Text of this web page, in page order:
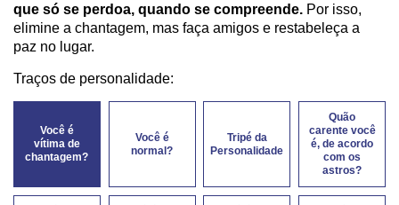
que só se perdoa, quando se compreende. Por isso,
elimine a chantagem, mas faça amigos e restabeleça a
paz no lugar.
Traços de personalidade:
Você é
vítima de
chantagem?
Você é
normal?
Tripé da
Personalidade
Quão
carente você
é, de acordo
com os
astros?